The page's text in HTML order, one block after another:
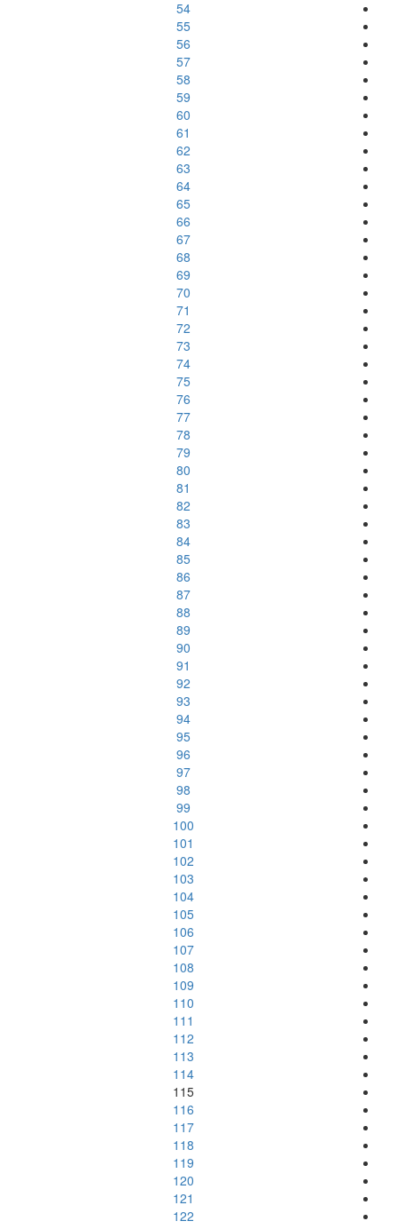
54
55
56
57
58
59
60
61
62
63
64
65
66
67
68
69
70
71
72
73
74
75
76
77
78
79
80
81
82
83
84
85
86
87
88
89
90
91
92
93
94
95
96
97
98
99
100
101
102
103
104
105
106
107
108
109
110
111
112
113
114
115
116
117
118
119
120
121
122